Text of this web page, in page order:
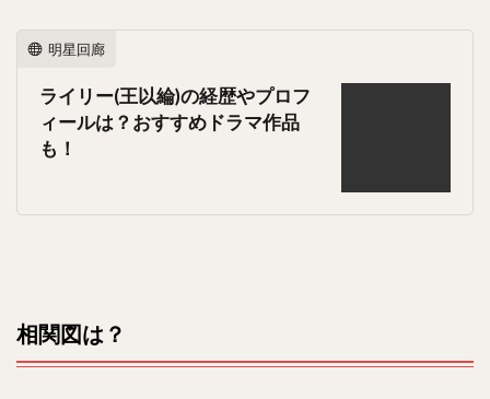
明星回廊
ライリー(王以綸)の経歴やプロフ
ィールは？おすすめドラマ作品
も！
相関図は？